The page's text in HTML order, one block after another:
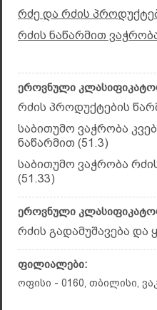
რძე და რძის
რძის ნაწარმით
ეროვნული
რძის პროდუქტების
საბითუმო ვაჭრობა
ნაწარმით (51.3)
საბითუმო ვაჭრობა
(51.33)
ეროვნული
რძის გადამუშავება და
ფილიალები:
ოფისი - 0160, თბილისი,